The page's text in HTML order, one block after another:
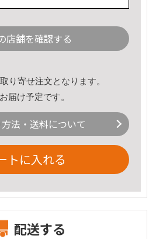
店舗を確認する
り寄せ注文となります。
届け予定です。
法・送料について
トに入れる
配送する